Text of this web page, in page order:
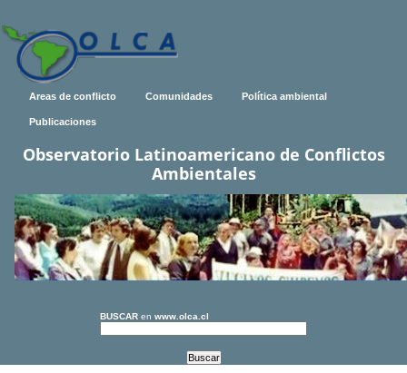
Areas de conflicto Comunidades Política ambiental
Publicaciones
Observatorio Latinoamericano de Conflictos
Ambientales
BUSCAR en www.olca.cl